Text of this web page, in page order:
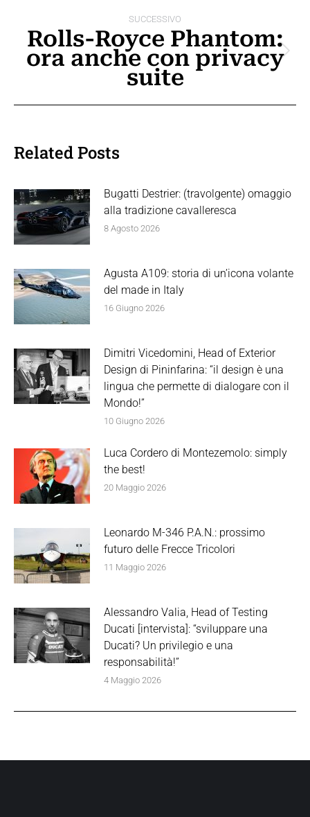
SUCCESSIVO
Prossimo
post:
Rolls-Royce Phantom:
ora anche con privacy
suite
Related Posts
Bugatti Destrier: (travolgente) omaggio
alla tradizione cavalleresca
8 Agosto 2026
Agusta A109: storia di un’icona volante
del made in Italy
16 Giugno 2026
Dimitri Vicedomini, Head of Exterior
Design di Pininfarina: “il design è una
lingua che permette di dialogare con il
Mondo!”
10 Giugno 2026
Luca Cordero di Montezemolo: simply
the best!
20 Maggio 2026
Leonardo M-346 P.A.N.: prossimo
futuro delle Frecce Tricolori
11 Maggio 2026
Alessandro Valia, Head of Testing
Ducati [intervista]: “sviluppare una
Ducati? Un privilegio e una
responsabilità!”
4 Maggio 2026